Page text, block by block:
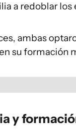
a redoblar
ambas
su formación
y